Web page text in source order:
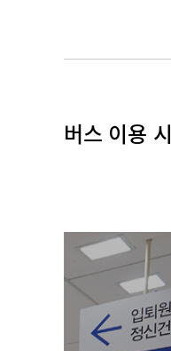
버스 이용 시